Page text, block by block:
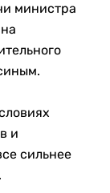
министра
и
сильнее